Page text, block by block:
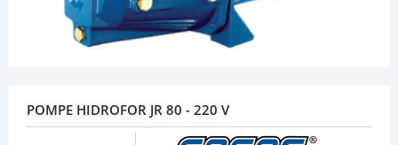
POMPE HIDROFOR JR 80 - 220 V